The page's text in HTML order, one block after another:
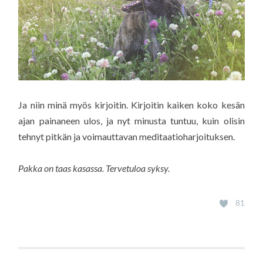
Ja niin minä myös kirjoitin. Kirjoitin kaiken koko kesän
ajan painaneen ulos, ja nyt minusta tuntuu, kuin olisin
tehnyt pitkän ja voimauttavan meditaatioharjoituksen.
Pakka on taas kasassa. Tervetuloa syksy.
81